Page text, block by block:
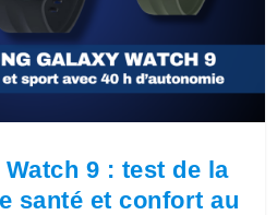
9 : test de la
santé et confort au